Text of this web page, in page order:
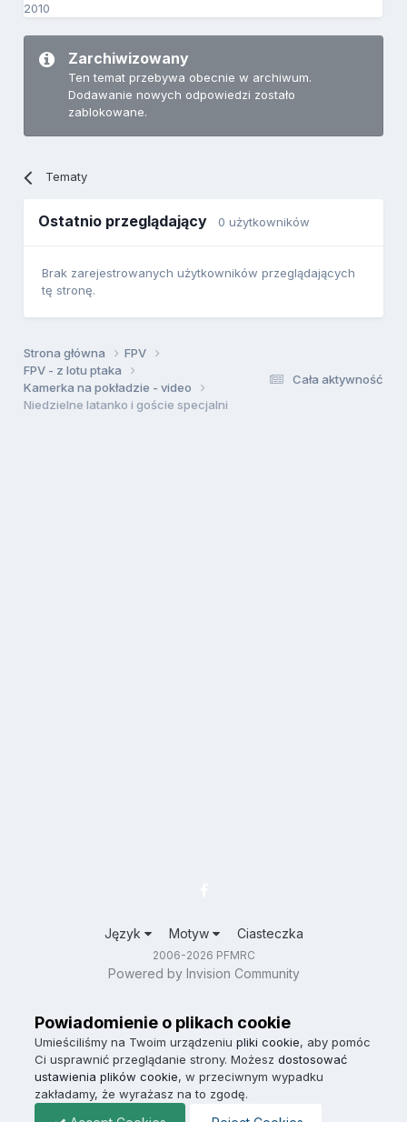
2010
Zarchiwizowany
Ten temat przebywa obecnie w archiwum.
Dodawanie nowych odpowiedzi zostało
zablokowane.
Tematy
Ostatnio przeglądający 0 użytkowników
Brak zarejestrowanych użytkowników przeglądających
tę stronę.
Cała aktywność
Strona główna
FPV
FPV - z lotu ptaka
Kamerka na pokładzie - video
Niedzielne latanko i goście specjalni
Język Motyw Ciasteczka
2006-2026 PFMRC
Powered by Invision Community
Powiadomienie o plikach cookie
Umieściliśmy na Twoim urządzeniu pliki cookie, aby pomóc
Ci usprawnić przeglądanie strony. Możesz dostosować
ustawienia plików cookie, w przeciwnym wypadku
zakładamy, że wyrażasz na to zgodę.